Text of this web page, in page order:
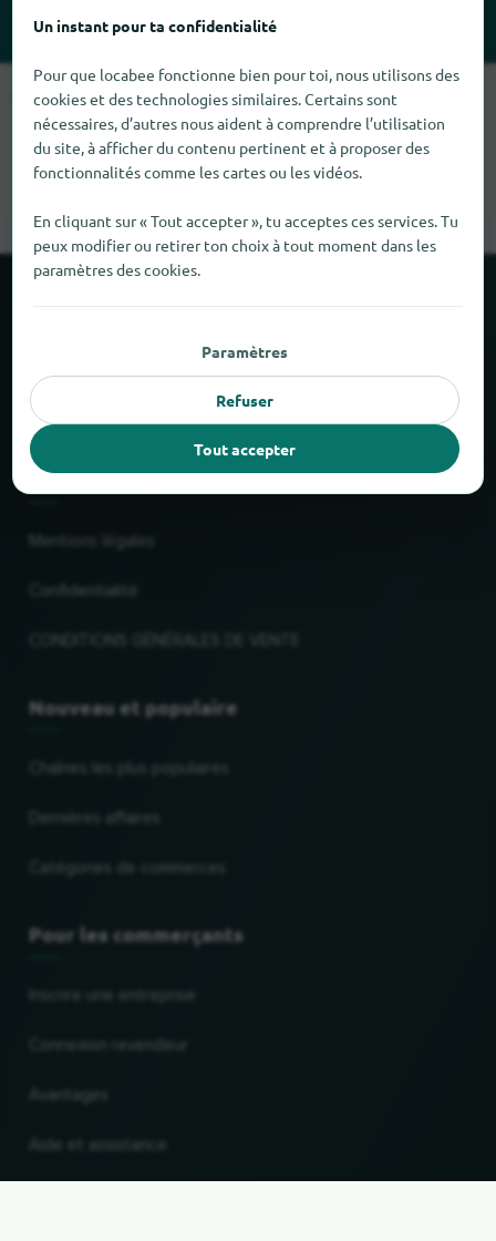
Malheureusement, nous ne pouvons pas trouver absorba pour
le moment. Si tu sais où trouver absorba ici, nous serions
heureux que tu nous le dises.
À propos de locabee
Partenaires
Mentions légales
Nouveau et populaire
Pour les commerçants
Avantages
Un instant pour ta confidentialité
Pour que locabee fonctionne bien pour toi, nous utilisons des
cookies et des technologies similaires. Certains sont
nécessaires, d’autres nous aident à comprendre l’utilisation
du site, à afficher du contenu pertinent et à proposer des
fonctionnalités comme les cartes ou les vidéos.
En cliquant sur « Tout accepter », tu acceptes ces services. Tu
peux modifier ou retirer ton choix à tout moment dans les
paramètres des cookies.
Paramètres
Refuser
Tout accepter